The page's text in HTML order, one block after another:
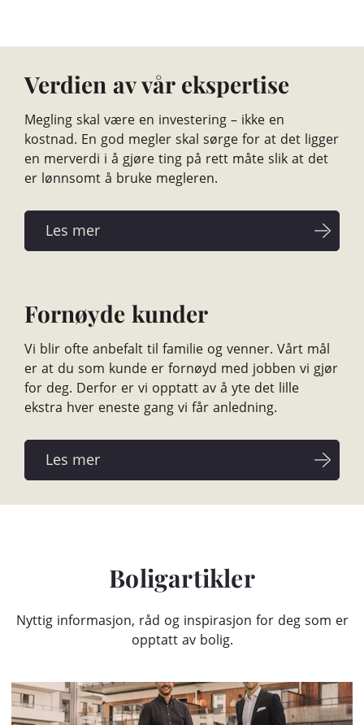
Verdien av vår ekspertise
Megling skal være en investering – ikke en
kostnad. En god megler skal sørge for at det ligger
en merverdi i å gjøre ting på rett måte slik at det
er lønnsomt å bruke megleren.
Fornøyde kunder
Vi blir ofte anbefalt til familie og venner. Vårt mål
er at du som kunde er fornøyd med jobben vi gjør
for deg. Derfor er vi opptatt av å yte det lille
ekstra hver eneste gang vi får anledning.
Boligartikler
Nyttig informasjon, råd og inspirasjon for deg som er
opptatt av bolig.